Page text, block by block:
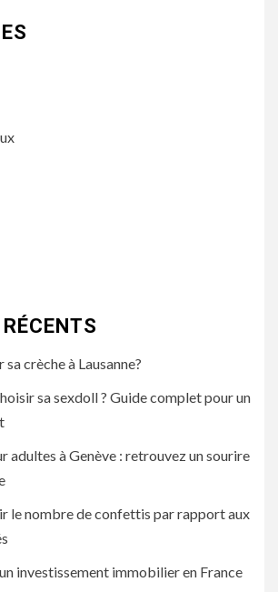
crèche à Lausanne?
sa sexdoll ? Guide complet pour un
adultes à Genève : retrouvez un sourire
le nombre de confettis par rapport aux
investissement immobilier en France